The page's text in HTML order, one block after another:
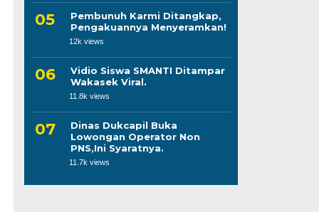
Pembunuh Karmi Ditangkap,
Pengakuannya Menyeramkan!
12k views
Vidio Siswa SMANTI Ditampar
Wakasek Viral.
11.8k views
Dinas Dukcapil Buka
Lowongan Operator Non
PNS,Ini Syaratnya.
11.7k views